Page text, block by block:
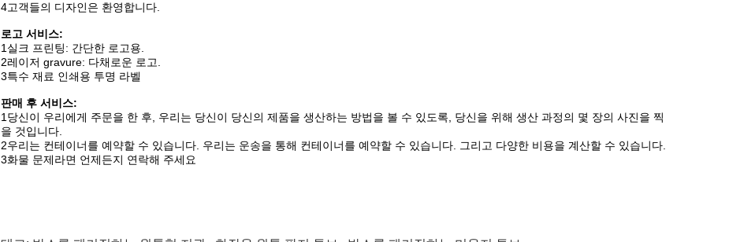
4고객들의 디자인은 환영합니다.
로고 서비스:
1실크 프린팅: 간단한 로고용.
2레이저 gravure: 다채로운 로고.
3특수 재료 인쇄용 투명 라벨
판매 후 서비스:
1당신이 우리에게 주문을 한 후, 우리는 당신이 당신의 제품을 생산하는 방법을 볼 수 있도록, 당신을 위해 생산 과정의 몇 장의 사진을 찍
을 것입니다.
2우리는 컨테이너를 예약할 수 있습니다. 우리는 운송을 통해 컨테이너를 예약할 수 있습니다. 그리고 다양한 비용을 계산할 수 있습니다.
3화물 문제라면 언제든지 연락해 주세요